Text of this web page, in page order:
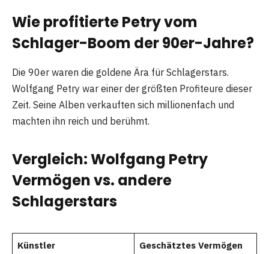
Wie profitierte Petry vom
Schlager-Boom der 90er-Jahre?
Die 90er waren die goldene Ära für Schlagerstars.
Wolfgang Petry war einer der größten Profiteure dieser
Zeit. Seine Alben verkauften sich millionenfach und
machten ihn reich und berühmt.
Vergleich: Wolfgang Petry
Vermögen vs. andere
Schlagerstars
Künstler Geschätztes Vermögen